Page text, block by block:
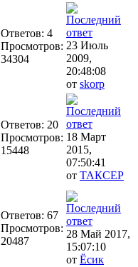
Ответов: 4
Просмотров:
34304
23 Июль
2009,
20:48:08
от skorp
Ответов: 20
Просмотров:
15448
18 Март
2015,
07:50:41
от ТАКСЕР
Ответов: 67
Просмотров:
20487
28 Май 2017,
15:07:10
от Ёсик